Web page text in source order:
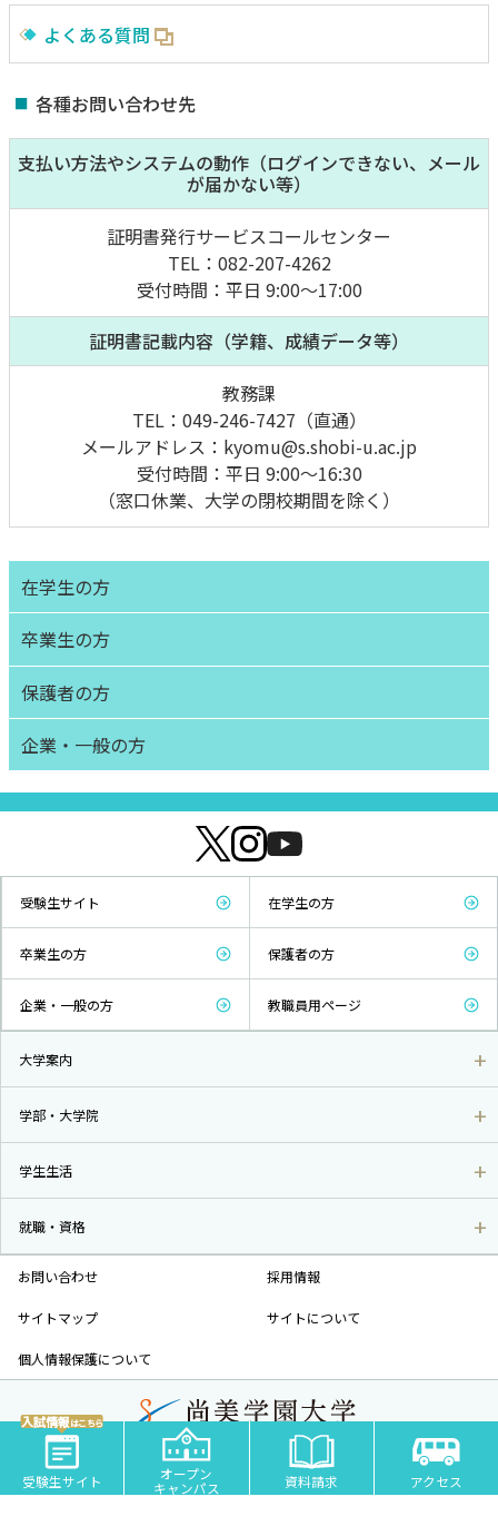
入試情報はこちら
受験生サイト オープン
キャンパス 資料請求 アクセス
よくある質問
各種お問い合わせ先
支払い方法やシステムの動作（ログインできない、メール
が届かない等）
証明書発行サービスコールセンター
TEL：082-207-4262
受付時間：平日 9:00～17:00
証明書記載内容（学籍、成績データ等）
教務課
TEL：049-246-7427（直通）
メールアドレス：kyomu@s.shobi-u.ac.jp
受付時間：平日 9:00～16:30
（窓口休業、大学の閉校期間を除く）
在学生の方
卒業生の方
保護者の方
企業・一般の方
受験生サイト 在学生の方
卒業生の方 保護者の方
企業・一般の方 教職員用ページ
大学案内
学部・大学院
学生生活
就職・資格
お問い合わせ 採用情報
サイトマップ サイトについて
個人情報保護について
尚美学園大学 - 芸術・スポーツ・社会科学の私立大学 | 埼玉県川越市
COPYRIGHT© SHOBI UNIVERSITY JAPAN ALL RIGHTS RESERVED.